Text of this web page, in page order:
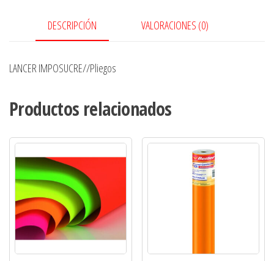
DESCRIPCIÓN VALORACIONES (0)
LANCER IMPOSUCRE//Pliegos
Productos relacionados